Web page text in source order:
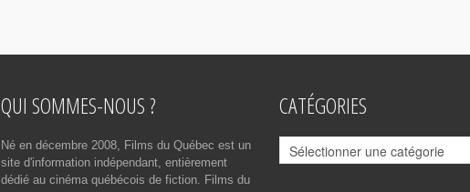
QUI SOMMES-NOUS ?
Né en décembre 2008, Films du Québec est un
site d'information indépendant, entièrement
dédié au cinéma québécois de fiction. Films du
CATÉGORIES
Catégories